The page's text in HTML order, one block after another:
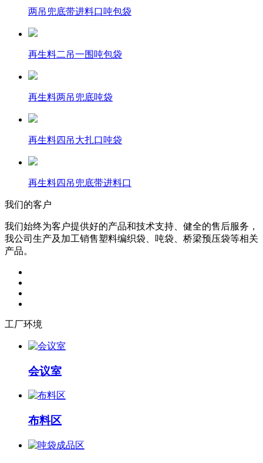
两吊兜底带进料口吨包袋
再生料二吊一围吨包袋
再生料两吊兜底吨袋
再生料四吊大扎口吨袋
再生料四吊兜底带进料口
我们的客户
我们始终为客户提供好的产品和技术支持、健全的售后服务，
我公司生产及加工销售塑料编织袋、吨袋、桥梁预压袋等相关
产品。
工厂环境
会议室
布料区